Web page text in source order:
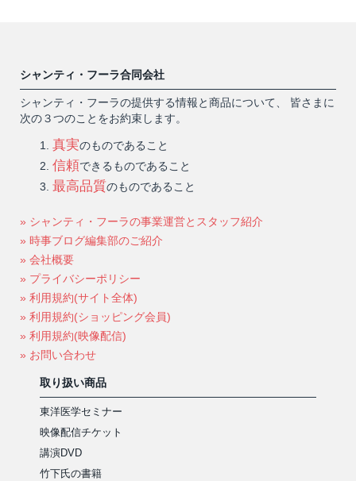
シャンティ・フーラ合同会社
シャンティ・フーラの提供する情報と商品について、 皆さまに
次の３つのことをお約束します。
真実のものであること
信頼できるものであること
最高品質のものであること
» シャンティ・フーラの事業運営とスタッフ紹介
» 時事ブログ編集部のご紹介
» 会社概要
» プライバシーポリシー
» 利用規約(サイト全体)
» 利用規約(ショッピング会員)
» 利用規約(映像配信)
» お問い合わせ
取り扱い商品
東洋医学セミナー
映像配信チケット
講演DVD
竹下氏の書籍